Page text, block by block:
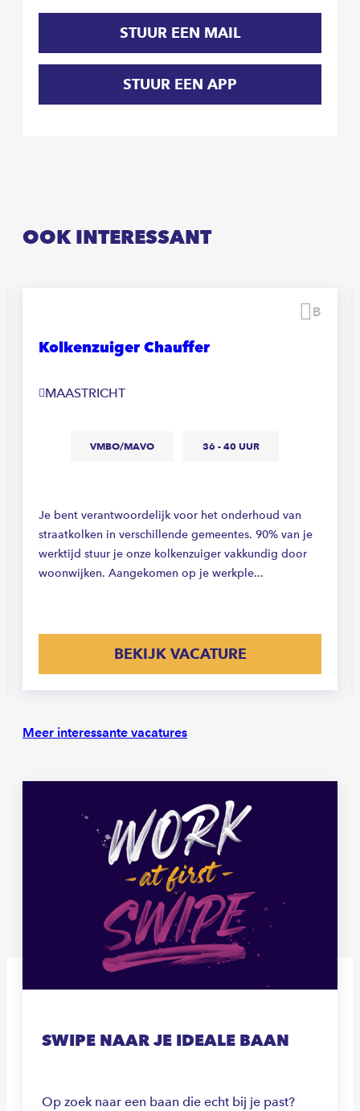
STUUR EEN MAIL
STUUR EEN APP
OOK INTERESSANT
Kolkenzuiger Chauffer
MAASTRICHT
VMBO/MAVO 36 - 40 UUR
Je bent verantwoordelijk voor het onderhoud van
straatkolken in verschillende gemeentes. 90% van je
werktijd stuur je onze kolkenzuiger vakkundig door
woonwijken. Aangekomen op je werkple...
BEKIJK VACATURE
Meer interessante vacatures
SWIPE NAAR JE IDEALE BAAN
Op zoek naar een baan die echt bij je past?